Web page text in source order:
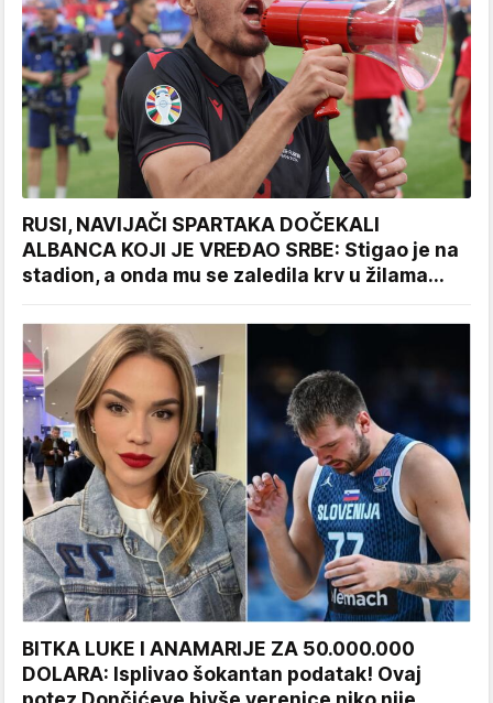
RUSI, NAVIJAČI SPARTAKA DOČEKALI
ALBANCA KOJI JE VREĐAO SRBE: Stigao je na
stadion, a onda mu se zaledila krv u žilama...
BITKA LUKE I ANAMARIJE ZA 50.000.000
DOLARA: Isplivao šokantan podatak! Ovaj